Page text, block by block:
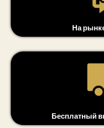
На
Бесплатный